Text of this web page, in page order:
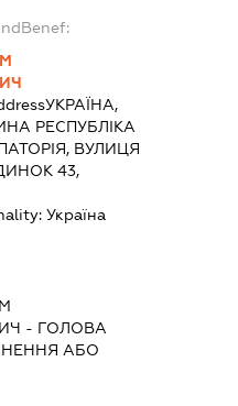
УКРАЇНА,
РЕСПУБЛІКА
ВУЛИЦЯ
43,
Україна
- ГОЛОВА
АБО